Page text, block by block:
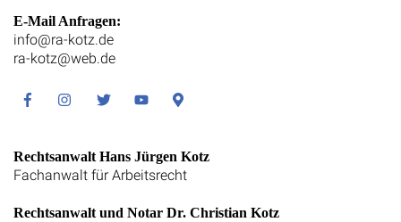
E-Mail Anfragen:
info@ra-kotz.de
ra-kotz@web.de
FacebookInstagramTwitter YoutubeGoogle
Rechtsanwalt Hans Jürgen Kotz
Fachanwalt für Arbeitsrecht
Rechtsanwalt und Notar Dr. Christian Kotz